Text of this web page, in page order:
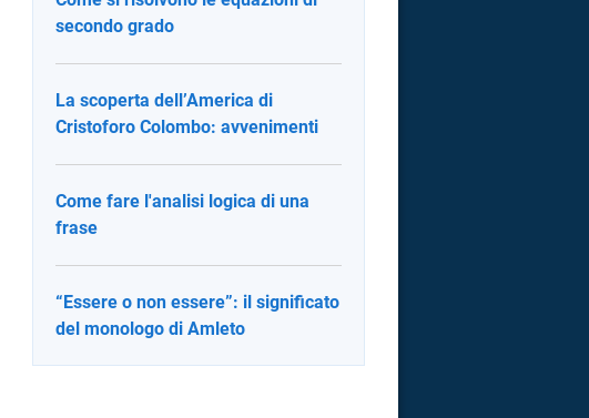
secondo grado
La scoperta dell’America di
Cristoforo Colombo: avvenimenti
Come fare l'analisi logica di una
frase
“Essere o non essere”: il significato
del monologo di Amleto